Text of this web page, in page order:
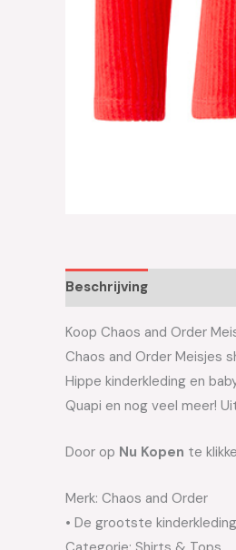
Beschrijving
Koop Chaos and Order
Chaos and Order Meisjes
Hippe kinderkleding en
Quapi en nog veel meer!
Door op Nu Kopen te
Merk: Chaos and Order
• De grootste